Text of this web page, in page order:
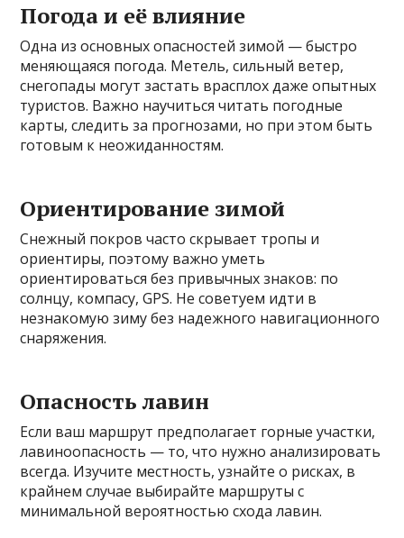
Погода и её влияние
Одна из основных опасностей зимой — быстро
меняющаяся погода. Метель, сильный ветер,
снегопады могут застать врасплох даже опытных
туристов. Важно научиться читать погодные
карты, следить за прогнозами, но при этом быть
готовым к неожиданностям.
Ориентирование зимой
Снежный покров часто скрывает тропы и
ориентиры, поэтому важно уметь
ориентироваться без привычных знаков: по
солнцу, компасу, GPS. Не советуем идти в
незнакомую зиму без надежного навигационного
снаряжения.
Опасность лавин
Если ваш маршрут предполагает горные участки,
лавиноопасность — то, что нужно анализировать
всегда. Изучите местность, узнайте о рисках, в
крайнем случае выбирайте маршруты с
минимальной вероятностью схода лавин.